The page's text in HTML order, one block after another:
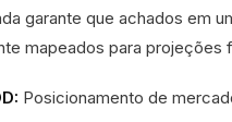
garante que achados em
mapeados para projeções
Posicionamento de